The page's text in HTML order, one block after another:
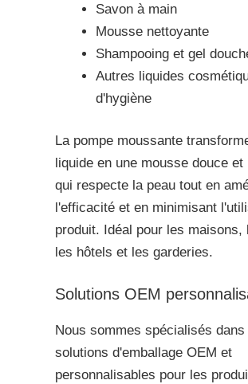
Savon à main
Mousse nettoyante
Shampooing et gel
Autres liquides
d'hygiène
La pompe moussante
liquide en une mousse douce et
qui respecte la peau tout en
l'efficacité et en minimisant
produit. Idéal pour les maisons,
les hôtels et les garderies.
Solutions OEM
Nous sommes spécialisés dans
solutions d'emballage OEM et
personnalisables pour les